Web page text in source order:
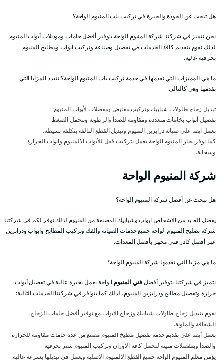
هل تبحث عن الجودة والخبرة في تركيب باب المنيوم الواحة؟
نحن نتميز في شركتنا شركة المنيوم الواحة بتوفير أفضل خامات وموديلات أبواب المنيوم
لذلك نقوم بتقديم كافة الخدمات في تفصيل وصناعة وتركيب ابواب ومطابخ المنيوم
بحرفية عالية.
ما هي المميزات التي نقدمها في خدمة تركيب باب المنيوم الواحة؟ تتعدد المزايا التي
نقدمها وهي كالتالي:
تبديل زجاج طاولات شبابيك وتركيب مقابض ومفصلات لأبواب المنيوم.
تفصيل أبواب بخامات متعددة ومقاومة للصدأ والرطوبة وتتحمل الضغط.
نعمل ايضا على صيانة درابزين المنيوم وتبديل القطع التالفة بتكلفة بسيطة.
كما نوفر نجار المنيوم الواحة يعمل بتركيب قفل للأبواب الالمنيوم وابواب الجرارة
وسحابة.
شركة المنيوم الواحة
هل تبحث عن أفضل شركة المنيوم الواحة؟
يفضل العديد من الاشخاص ابواب وشبابيك المصنعة من المنيوم لذلك نوفر لكم في شركتنا
شركة تصليح المنيوم الواحة جميع خدمات الصيانة والفك وتركيب المطابخ وابواب ودرابزين
عبر أفضل كادر فني مجهز بأفضل المعدات.
ما هي مزايا التي تقدمها شركة المنيوم الواحة؟
نتميز في شركتنا بتوفير أفضلفني المنيومالواحة يعمل بخبرة عالية في تفصيل أبواب
جرارة وتفصيل مطابخ ودرابزين المنيوم، لذلك كما يتوافر في شركتنا الخدمات التالية:
نقوم بتبديل زجاج طاولات شبابيك وزجاج الابواب مع توفير أفضل خامات الزجاج
الشفافة والملونة.
نعمل أيضا على تقديم خدمة تفصيل مطبخ المنيوم مصنع من عدة خامات مقاومة للحرارة
والصدأ وبمفصلات متينة لتحمل كافة الاوزان وتركيب المنيوم شتر بحرفية
يؤمن معلم المنيوم الواحة جميع القطع الالمنيوم الاصلية ويعمل في تبديلها بسرعة عالية.